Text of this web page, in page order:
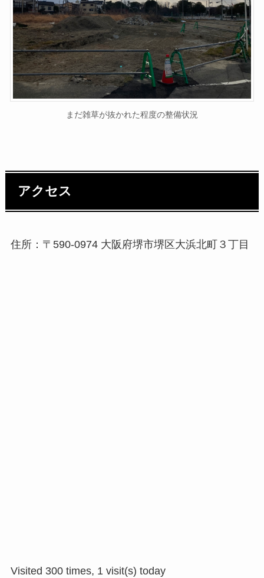
まだ雑草が抜かれた程度の整備状況
アクセス
住所：〒590-0974 大阪府堺市堺区大浜北町３丁目
Visited 300 times, 1 visit(s) today